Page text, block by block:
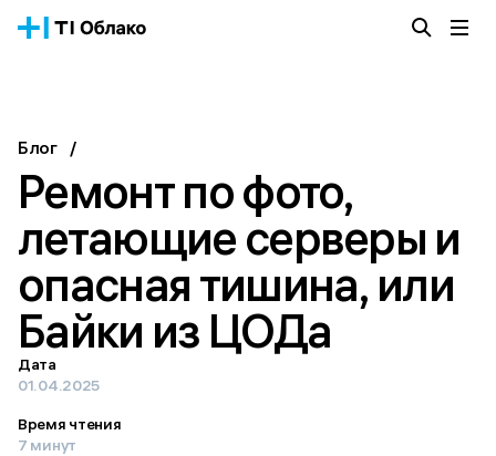
Истории успеха
Блог
Тарифы
Документация
Получить консультацию
Блог /
Ремонт по фото,
летающие серверы и
опасная тишина, или
Байки из ЦОДа
Дата
01.04.2025
Время чтения
7 минут